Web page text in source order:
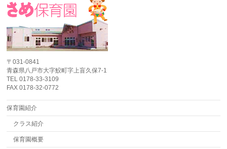
〒031-0841
青森県八戸市大字鮫町字上盲久保7-1
TEL 0178-33-3109
FAX 0178-32-0772
保育園紹介
クラス紹介
保育園概要